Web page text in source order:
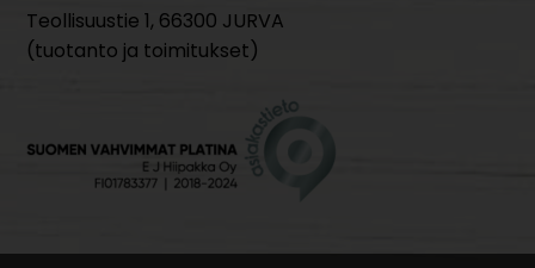
Teollisuustie 1, 66300 JURVA
(tuotanto ja toimitukset)